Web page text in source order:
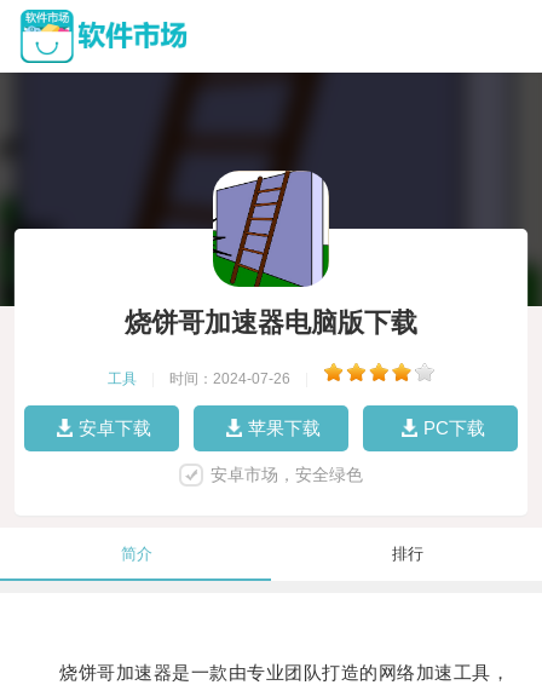
烧饼哥加速器电脑版下载
工具 时间：2024-07-26
安卓下载 苹果下载 PC下载
安卓市场，安全绿色
简介 排行
烧饼哥加速器是一款由专业团队打造的网络加速工具，